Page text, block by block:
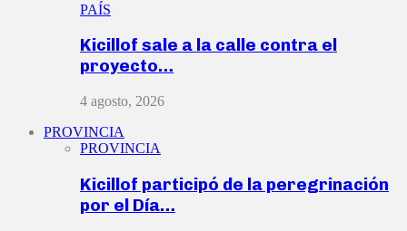
PAÍS
Kicillof sale a la calle contra el
proyecto…
4 agosto, 2026
PROVINCIA
PROVINCIA
Kicillof participó de la peregrinación
por el Día…